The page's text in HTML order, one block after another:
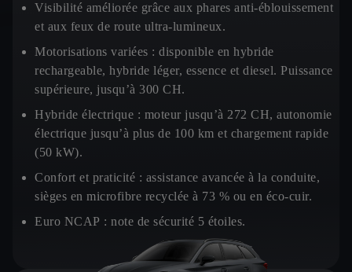
Visibilité améliorée grâce aux phares anti-éblouissement
et aux feux de route ultra-lumineux.
Motorisations variées : disponible en hybride
rechargeable, hybride léger, essence et diesel. Puissance
supérieure, jusqu’à 300 CH.
Hybride électrique : moteur jusqu’à 272 CH, autonomie
électrique jusqu’à plus de 100 km et chargement rapide
(50 kW).
Confort et praticité : assistance avancée à la conduite,
sièges en microfibre recyclée à 73 % ou en éco-cuir.
Euro NCAP : note de sécurité 5 étoiles.